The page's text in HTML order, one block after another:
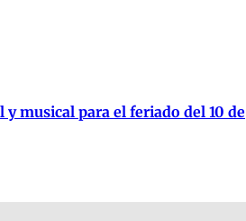
musical para el feriado del 10 de